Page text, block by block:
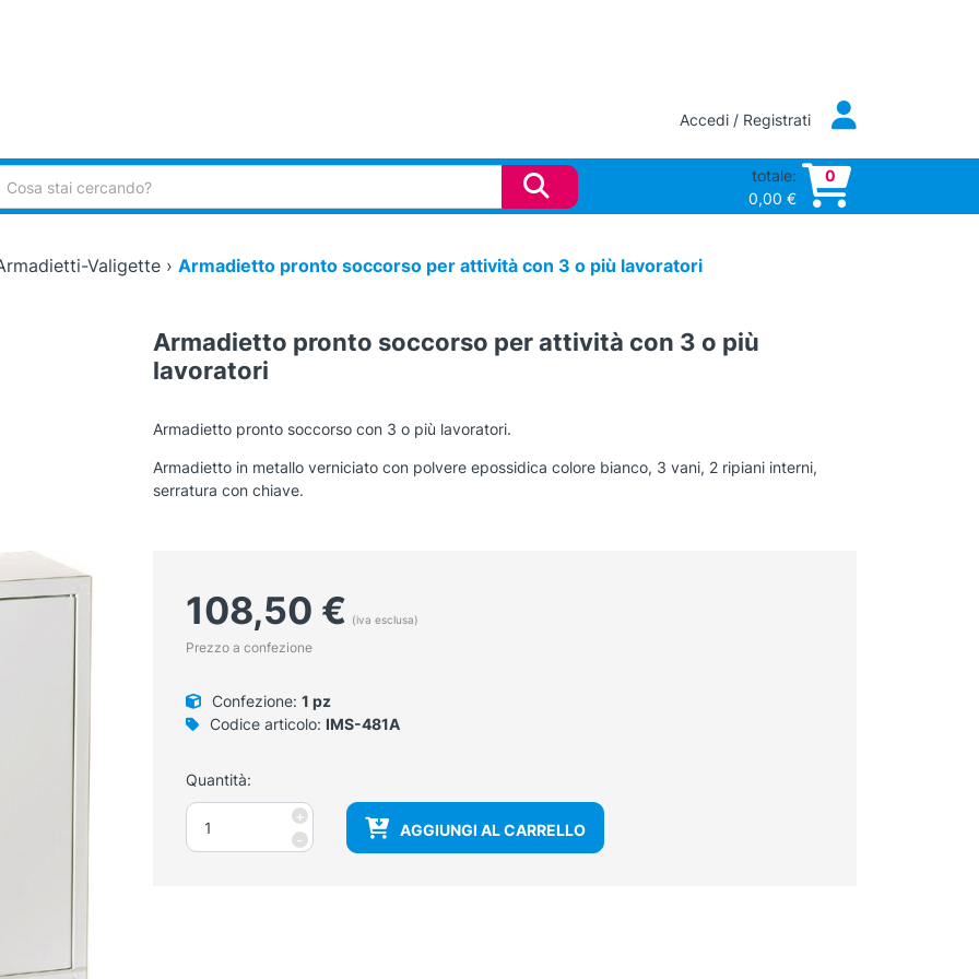
Accedi / Registrati
totale:
0,00 €
0
Valigette› Armadietto pronto soccorso per attività con 3 o più lavoratori
Armadietto pronto soccorso per attività con 3 o più
lavoratori
Armadietto pronto soccorso con 3 o più lavoratori.
Armadietto in metallo verniciato con polvere epossidica colore bianco, 3 vani, 2 ripiani interni,
serratura con chiave.
108,50 € (iva esclusa)
Prezzo a confezione
Confezione: 1 pz
Codice articolo: IMS-481A
Quantità:
-
Armadietto
pronto
soccorso
+
AGGIUNGI AL CARRELLO